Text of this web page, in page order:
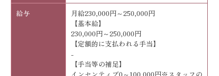
給与
月給230,000円～250,000円
【基本給】
230,000円～250,000円
【定額的に支払われる手当】
-
【手当等の補足】
インセンティブ0～100,000円※スタッフの